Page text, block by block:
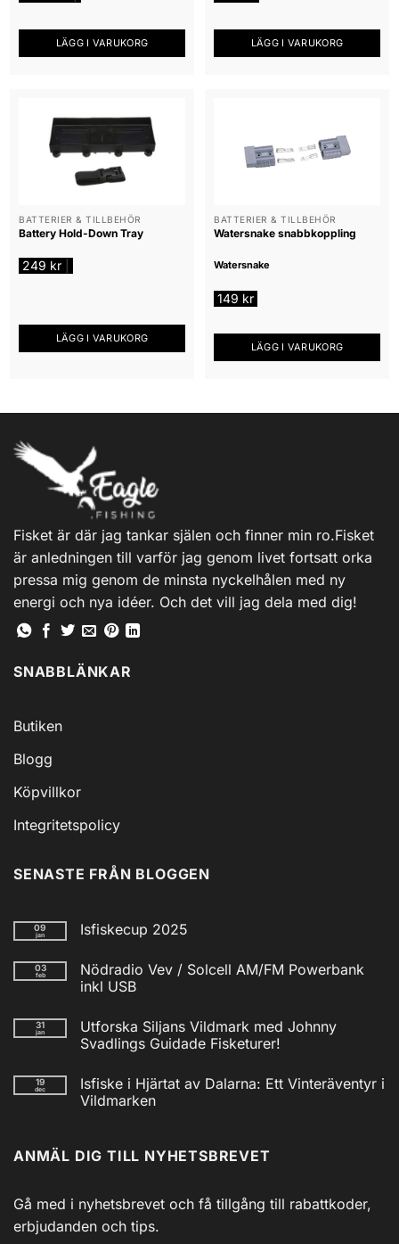
LÄGG I VARUKORG LÄGG I VARUKORG
BATTERIER & TILLBEHÖR
Battery Hold-Down Tray
249 kr
LÄGG I VARUKORG
BATTERIER & TILLBEHÖR
Watersnake snabbkoppling
Watersnake
149 kr
LÄGG I VARUKORG
Fisket är där jag tankar själen och finner min ro.Fisket
är anledningen till varför jag genom livet fortsatt orka
pressa mig genom de minsta nyckelhålen med ny
energi och nya idéer. Och det vill jag dela med dig!
SNABBLÄNKAR
Butiken
Blogg
Köpvillkor
Integritetspolicy
SENASTE FRÅN BLOGGEN
09
jan Isfiskecup 2025
till
Isfiskecup
2025
03
feb
Nödradio Vev / Solcell AM/FM Powerbank
inkl USB
till
Nödradio
Vev
AM/FM
Powerbank
inkl
31
jan
Utforska Siljans Vildmark med Johnny
Svadlings Guidade Fisketurer!
till
Utforska
Siljans
Svadlings
Guidade
19
dec
Isfiske i Hjärtat av Dalarna: Ett Vinteräventyr i
Vildmarken
Isfiske
i
Dalarna:
Ett
Vinteräventyr
i
ANMÄL DIG TILL NYHETSBREVET
Gå med i nyhetsbrevet och få tillgång till rabattkoder,
erbjudanden och tips.